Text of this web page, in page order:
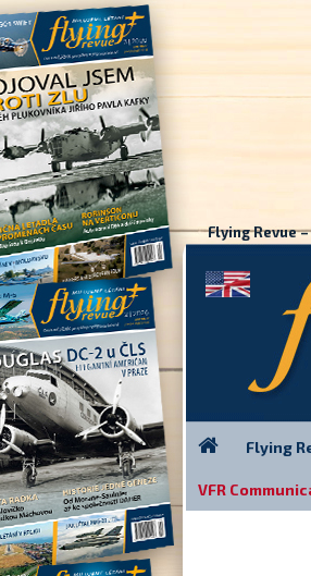
Flying Revue
Flying
VFR